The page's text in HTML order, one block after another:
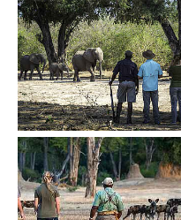
Show larger version
Show larger version